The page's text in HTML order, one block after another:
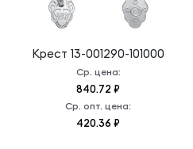
Крест 13-001290-101000
Ср. цена:
840.72 ₽
Ср. опт. цена:
420.36 ₽